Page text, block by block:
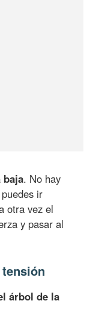
baja. No hay
ir
otra vez el
y pasar al
árbol de la